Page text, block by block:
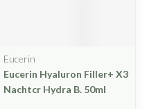
Eucerin
Eucerin Hyaluron Filler+ X3
Nachtcr Hydra B. 50ml